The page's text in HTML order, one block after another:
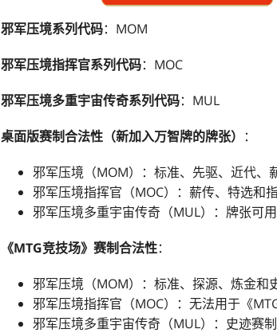
邪军压境系列代码：MOM
邪军压境指挥官系列代码：MOC
邪军压境多重宇宙传奇系列代码：MUL
桌面版赛制合法性（新加入万智牌的牌张） ：
邪军压境（MOM）：标准、先驱、近代、
邪军压境指挥官（MOC）：薪传、特选和
邪军压境多重宇宙传奇（MUL）：牌张可
《MTG竞技场》 赛制合法性：
邪军压境（MOM）：标准、探源、炼金和
邪军压境指挥官（MOC）：无法用于《
邪军压境多重宇宙传奇（MUL）：史迹赛